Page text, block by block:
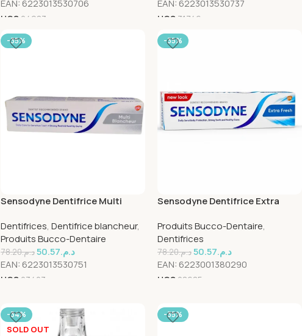
EAN: 6223013530706
UGS 24983
EAN: 6223013530737
UGS 31746
-35%
Sensodyne Dentifrice Multi
Dentifrices, Dentifrice blancheur,
Produits Bucco-Dentaire
د.م.78.20 د.م.50.57
EAN: 6223013530751
UGS 23423
-35%
Sensodyne Dentifrice Extra
Produits Bucco-Dentaire,
Dentifrices
د.م.78.20 د.م.50.57
EAN: 6223001380290
UGS 28685
-34%
SOLD OUT
-35%